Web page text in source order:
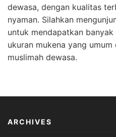
dewasa, dengan kualitas
nyaman. Silahkan
untuk mendapatkan
ukuran mukena yang
muslimah dewasa.
ARCHIVES